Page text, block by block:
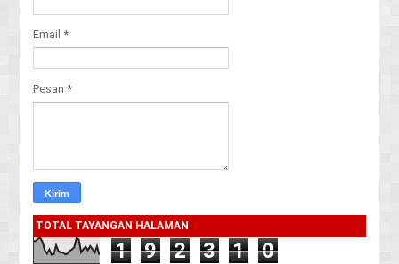
Email*
Pesan*
TOTAL TAYANGAN HALAMAN
1 9 2 3 1 0